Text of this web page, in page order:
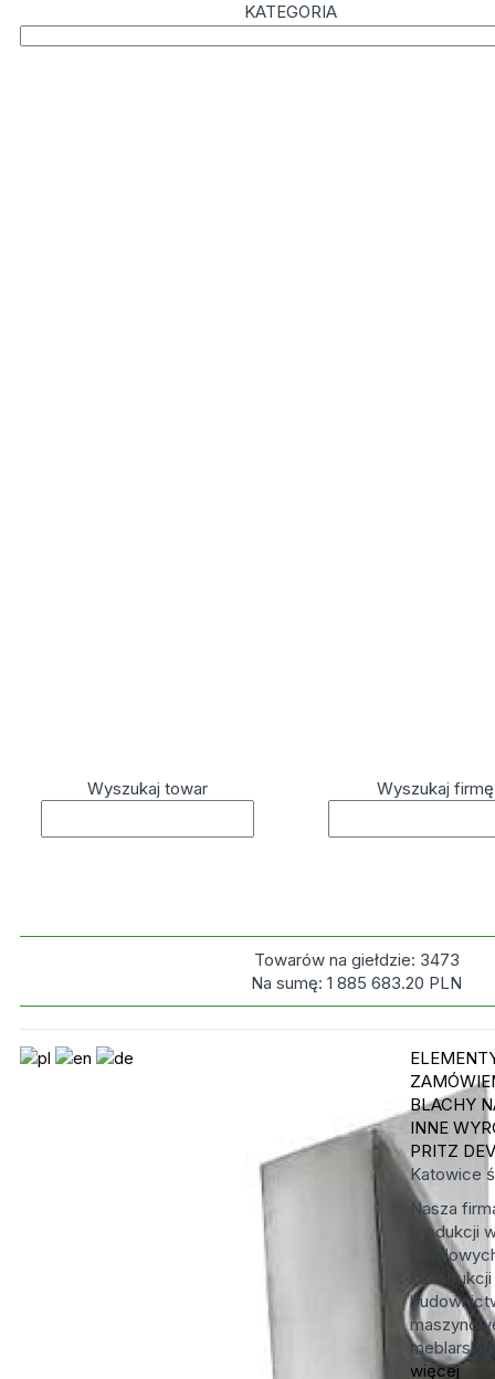
KATEGORIA
Wyszukaj towar Wyszukaj firmę
Towarów na giełdzie: 3473
Na sumę:1 885 683.20 PLN
BLACHY
INNE
PRITZ
Katowice
Nasza
produkcji
więcej